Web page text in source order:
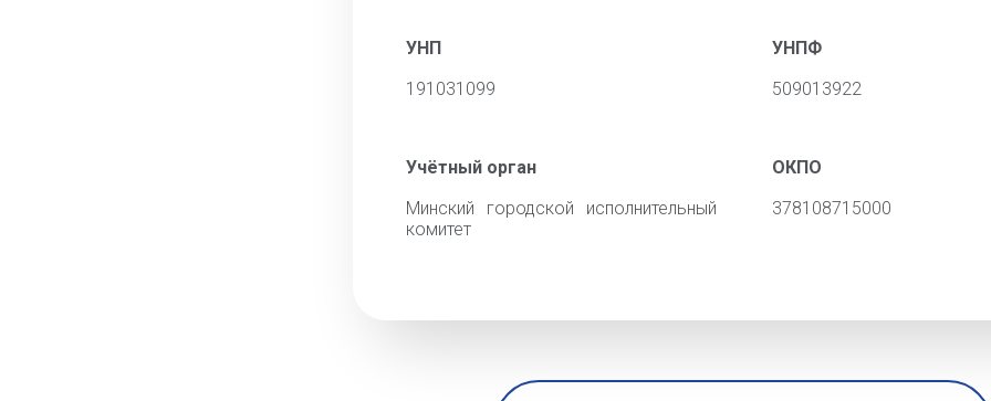
УНП
191031099
УНПФ
509013922
Учётный орган
Минский городской исполнительный
комитет
ОКПО
378108715000